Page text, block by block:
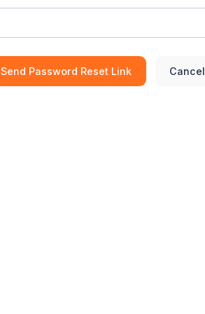
Send Password Reset Link Cancel